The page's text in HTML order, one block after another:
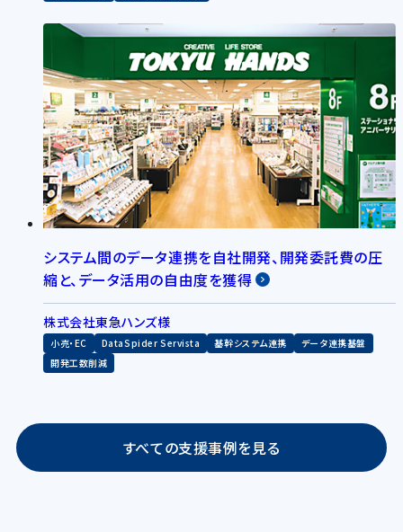
システム間のデータ連携を自社開発、開発委託費の圧
縮と、データ活用の自由度を獲得
株式会社東急ハンズ様
小売・EC DataSpider Servista 基幹システム連携
データ連携基盤
開発工数削減
すべての支援事例を見る